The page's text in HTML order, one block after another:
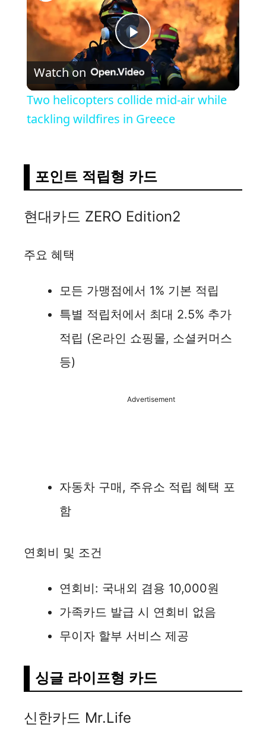
P
l
a
V
i
e
o
Watch on
Two helicopters collide mid-air while
tackling wildfires in Greece
포인트 적립형 카드
현대카드 ZERO Edition2
주요 혜택
모든 가맹점에서 1% 기본 적립
특별 적립처에서 최대 2.5% 추가
적립 (온라인 쇼핑몰, 소셜커머스
등)
Advertisement
자동차 구매, 주유소 적립 혜택 포
함
연회비 및 조건
연회비: 국내외 겸용 10,000원
가족카드 발급 시 연회비 없음
무이자 할부 서비스 제공
싱글 라이프형 카드
신한카드 Mr.Life